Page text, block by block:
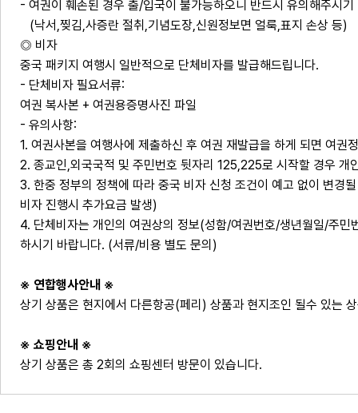
- 여권이 훼손된 경우 출/입국이 불가능하오니 반드시 유의해주시기
(낙서,찢김,사증란 절취,기념도장,신원정보면 얼룩,표지 손상 등)
◎ 비자
중국 패키지 여행시 일반적으로 단체비자를 발급해드립니다.
- 단체비자 필요서류:
여권 복사본 + 여권용증명사진 파일
- 유의사항:
1. 여권사본을 여행사에 제출하신 후 여권 재발급을 하게 되면 여권
2. 종교인,외국국적 및 주민번호 뒷자리 125,225로 시작할 경우 개
3. 한중 정부의 정책에 따라 중국 비자 신청 조건이 예고 없이 변경
비자 진행시 추가요금 발생)
4. 단체비자는 개인의 여권상의 정보(성함/여권번호/생년월일/주
하시기 바랍니다. (서류/비용 별도 문의)
※ 연합행사안내 ※
상기 상품은 현지에서 다른항공(페리) 상품과 현지조인 될수 있는
※ 쇼핑안내 ※
상기 상품은 총 2회의 쇼핑센터 방문이 있습니다.